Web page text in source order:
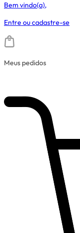
Bem vindo(a),
Entre oucadastre-se
Meus pedidos